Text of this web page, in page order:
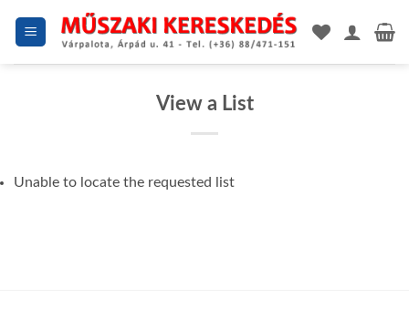
View a List
Unable to locate the requested list